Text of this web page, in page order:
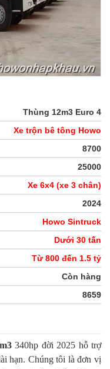
Thùng 12m3 Euro 4
Xe trộn bê tông Howo
8700
25000
Xe 6x4 (xe 3 chân)
2024
Howo Sintruck
Dưới 30 tấn
Từ 800 đến 1.5 tỷ
Còn hàng
8659
340hp đời 2025 hỗ trợ
hạn. Chúng tôi là đơn vị